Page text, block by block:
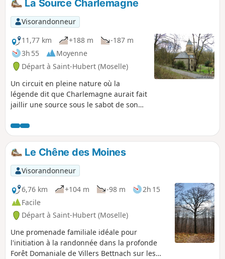
La Source Charlemagne
Visorandonneur
11,77 km
+188 m
-187 m
3h 55
Moyenne
Départ à Saint-Hubert (Moselle)
Un circuit en pleine nature où la
légende dit que Charlemagne aurait fait
jaillir une source sous le sabot de son
chapelle à l'emplacement de l'actuelle
chapelle de Rabas.
Le Chêne des Moines
Visorandonneur
6,76 km
+104 m -98 m
2h 15
Facile
Départ à Saint-Hubert (Moselle)
Une promenade familiale idéale pour
l'initiation à la randonnée dans la profonde
Forêt Domaniale de Villers Bettnach sur les